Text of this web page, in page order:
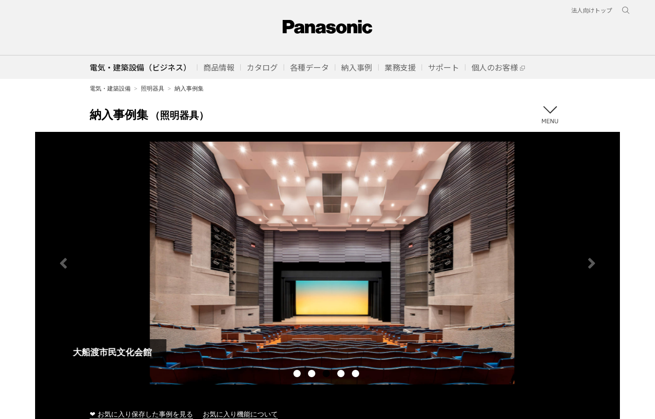
法人向けトップ
電気・建築設備（ビジネス） 商品情報 カタログ 各種データ 納入事例 業務支援 サポート 個人のお客様
電気・建築設備 照明器具 納入事例集
納入事例集 （照明器具）
大船渡市民文化会館
❤ お気に入り保存した事例を見る お気に入り機能について